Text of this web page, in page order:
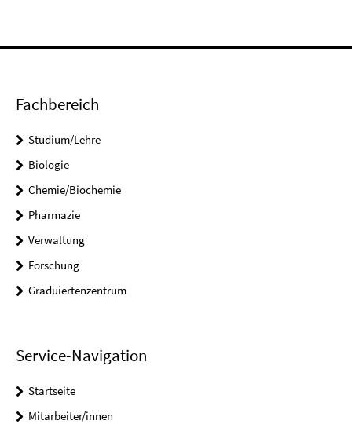
Fachbereich
Studium/Lehre
Biologie
Chemie/Biochemie
Pharmazie
Verwaltung
Forschung
Graduiertenzentrum
Service-Navigation
Startseite
Mitarbeiter/innen